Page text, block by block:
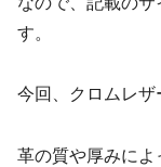
す。
今回、クロムレザ
革の質や厚みによ